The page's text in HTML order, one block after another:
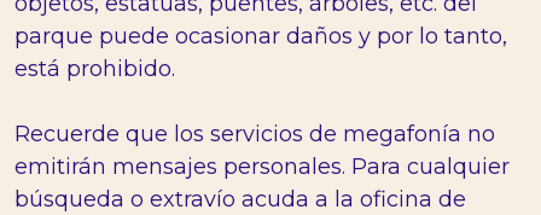
parque puede ocasionar daños y por lo tanto,
está prohibido.
Recuerde que los servicios de megafonía no
emitirán mensajes personales. Para cualquier
búsqueda o extravío acuda a la oficina de